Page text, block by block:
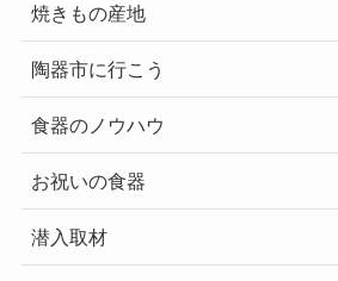
焼きもの産地
陶器市に行こう
食器のノウハウ
お祝いの食器
潜入取材